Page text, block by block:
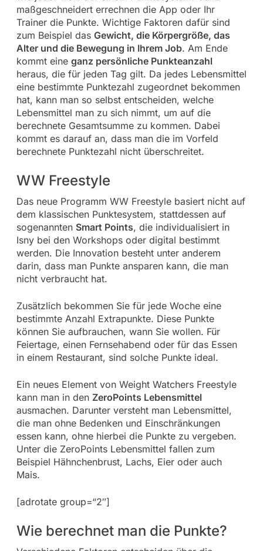
maßgeschneidert errechnen die App oder Ihr
Trainer die Punkte. Wichtige Faktoren dafür sind
zum Beispiel das Gewicht, die Körpergröße, das
Alter und die Bewegung in Ihrem Job. Am Ende
kommt eine ganz persönliche Punkteanzahl
heraus, die für jeden Tag gilt. Da jedes Lebensmittel
eine bestimmte Punktezahl zugeordnet bekommen
hat, kann man so selbst entscheiden, welche
Lebensmittel man zu sich nimmt, um auf die
berechnete Gesamtsumme zu kommen. Dabei
kommt es darauf an, dass man die im Vorfeld
berechnete Punktezahl nicht überschreitet.
WW Freestyle
Das neue Programm WW Freestyle basiert nicht auf
dem klassischen Punktesystem, stattdessen auf
sogenannten Smart Points, die individualisiert in
Isny bei den Workshops oder digital bestimmt
werden. Die Innovation besteht unter anderem
darin, dass man Punkte ansparen kann, die man
nicht verbraucht hat.
Zusätzlich bekommen Sie für jede Woche eine
bestimmte Anzahl Extrapunkte. Diese Punkte
können Sie aufbrauchen, wann Sie wollen. Für
Feiertage, einen Fernsehabend oder für das Essen
in einem Restaurant, sind solche Punkte ideal.
Ein neues Element von Weight Watchers Freestyle
kann man in den ZeroPoints Lebensmittel
ausmachen. Darunter versteht man Lebensmittel,
die man ohne Bedenken und Einschränkungen
essen kann, ohne hierbei die Punkte zu vergeben.
Unter die ZeroPoints Lebensmittel fallen zum
Beispiel Hähnchenbrust, Lachs, Eier oder auch
Mais.
[adrotate group=“2″]
Wie berechnet man die Punkte?